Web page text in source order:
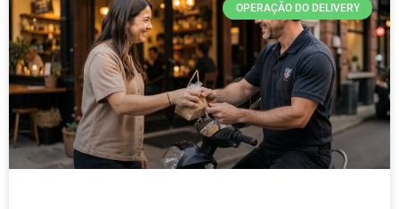
OPERAÇÃO DO DELIVERY